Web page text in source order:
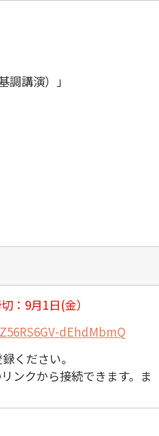
調講演）」
：9月1日(金）
dEhdMbmQ
ください。
ンクから接続できます。ま